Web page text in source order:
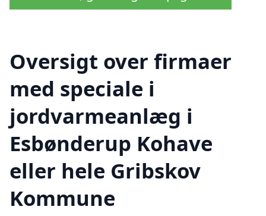
Oversigt over firmaer
med speciale i
jordvarmeanlæg i
Esbønderup Kohave
eller hele Gribskov
Kommune